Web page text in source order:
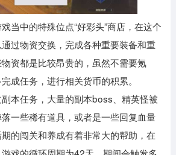
当中的特殊位点“好彩头”商店，在这个
过物资交换，完成各种重要装备和重
资都是比较昂贵的，虽然不需要氪
成任务，进行相关货币的积累。
本任务，大量的副本boss、精英怪被
一些稀有道具，或者是一些回复血量
的闯关和养成有着非常大的帮助，在